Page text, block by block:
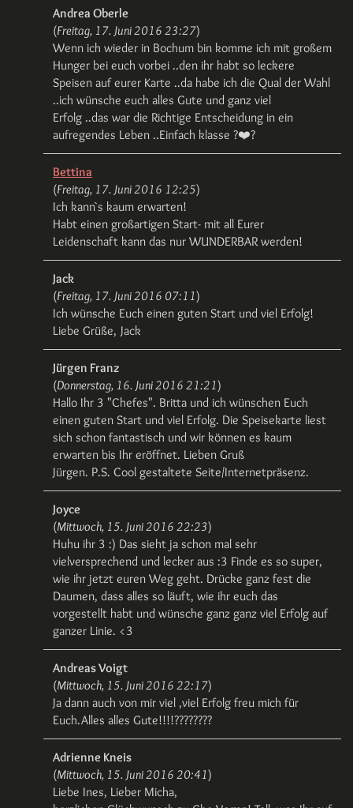
Andrea Oberle
(Freitag, 17. Juni 2016 23:27)
Wenn ich wieder in Bochum bin komme ich mit großem
Hunger bei euch vorbei ..den ihr habt so leckere
Speisen auf eurer Karte ..da habe ich die Qual der Wahl
..ich wünsche euch alles Gute und ganz viel
Erfolg ..das war die Richtige Entscheidung in ein
aufregendes Leben ..Einfach klasse ?❤️?
Bettina
(Freitag, 17. Juni 2016 12:25)
Ich kann`s kaum erwarten!
Habt einen großartigen Start- mit all Eurer
Leidenschaft kann das nur WUNDERBAR werden!
Jack
(Freitag, 17. Juni 2016 07:11)
Ich wünsche Euch einen guten Start und viel Erfolg!
Liebe Grüße, Jack
Jürgen Franz
(Donnerstag, 16. Juni 2016 21:21)
Hallo Ihr 3 "Chefes". Britta und ich wünschen Euch
einen guten Start und viel Erfolg. Die Speisekarte liest
sich schon fantastisch und wir können es kaum
erwarten bis Ihr eröffnet. Lieben Gruß
Jürgen. P.S. Cool gestaltete Seite/Internetpräsenz.
Joyce
(Mittwoch, 15. Juni 2016 22:23)
Huhu ihr 3 :) Das sieht ja schon mal sehr
vielversprechend und lecker aus :3 Finde es so super,
wie ihr jetzt euren Weg geht. Drücke ganz fest die
Daumen, dass alles so läuft, wie ihr euch das
vorgestellt habt und wünsche ganz ganz viel Erfolg auf
ganzer Linie. <3
Andreas Voigt
(Mittwoch, 15. Juni 2016 22:17)
Ja dann auch von mir viel ,viel Erfolg freu mich für
Euch.Alles alles Gute!!!!????????
Adrienne Kneis
(Mittwoch, 15. Juni 2016 20:41)
Liebe Ines, Lieber Micha,